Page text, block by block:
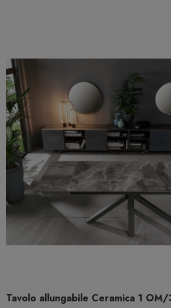
Tavolo allungabile Ceramica 1